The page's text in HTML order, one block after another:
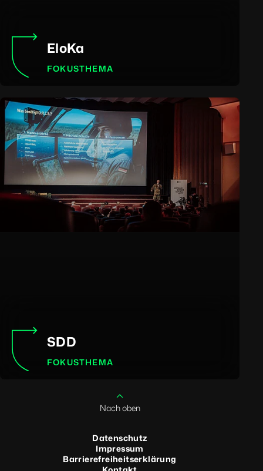
EloKa
FOKUSTHEMA
SDD
FOKUSTHEMA
Nach oben
Datenschutz
Impressum
Barrierefreiheitserklärung